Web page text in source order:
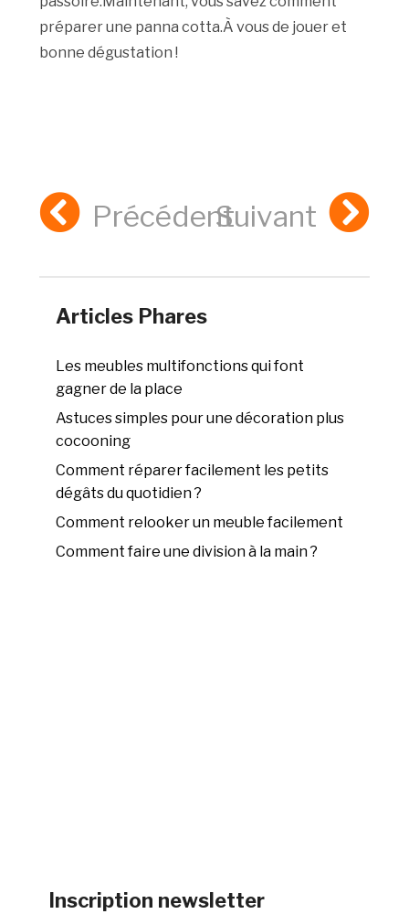
préparer une panna cotta.À vous de jouer et
bonne dégustation !
PrécédentSuivant
Articles Phares
Les meubles multifonctions qui font
gagner de la place
Astuces simples pour une décoration plus
cocooning
Comment réparer facilement les petits
dégâts du quotidien ?
Comment relooker un meuble facilement
Comment faire une division à la main ?
Inscription newsletter